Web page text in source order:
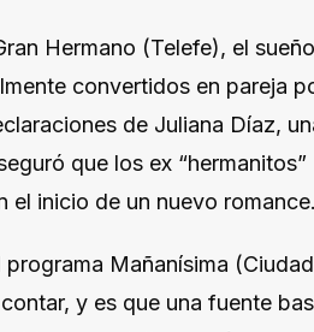
Hermano (Telefe), el
convertidos en pareja
de Juliana Díaz,
que los ex
el inicio de un nuevo
Mañanísima
y es que una fuente